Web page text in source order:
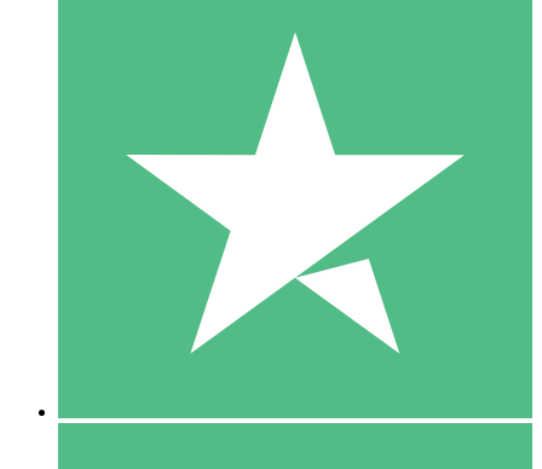
Individuelle Credit-Pakete
Zahlen Sie nach Bedarf mit Download-Credits. Keine
monatliche Verpflichtung erforderlich.
10 00